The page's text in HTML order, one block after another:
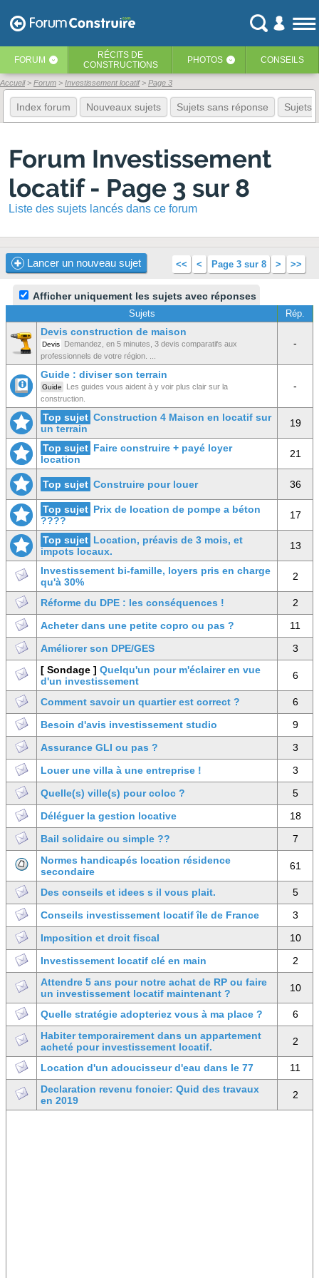
FORUM ‹ RÉCITS DE
CONSTRUCTIONS
PHOTOS ‹ CONSEILS
Accueil Forum Investissement locatif Page 3
Index forum Nouveaux sujets Sujets sans réponse Sujets
Forum Investissement
locatif - Page 3 sur 8
Liste des sujets lancés dans ce forum
<< < Page 3 sur 8 > >>
Lancer un nouveau sujet
Afficher uniquement les sujets avec réponses
Sujets Rép.
Devis construction de maison
Devis
Demandez, en 5 minutes, 3 devis comparatifs aux
professionnels de votre région. ...
-
Guide : diviser son terrain
Guide
Les guides vous aident à y voir plus clair sur la
construction.
-
Top sujet Construction 4 Maison en locatif sur
un terrain
19
Top sujet Faire construire + payé loyer
location
21
Top sujet Construire pour louer 36
Top sujet Prix de location de pompe a béton
????
17
Top sujet Location, préavis de 3 mois, et
impots locaux.
13
Investissement bi-famille, loyers pris en charge
qu'à 30%
2
Réforme du DPE : les conséquences !
2
Acheter dans une petite copro ou pas ?
11
Améliorer son DPE/GES
3
[ Sondage ] Quelqu'un pour m'éclairer en vue
d'un investissement
6
Comment savoir un quartier est correct ?
6
Besoin d'avis investissement studio
9
Assurance GLI ou pas ?
3
Louer une villa à une entreprise !
3
Quelle(s) ville(s) pour coloc ?
5
Déléguer la gestion locative
18
Bail solidaire ou simple ??
7
Normes handicapés location résidence
secondaire
61
Des conseils et idees s il vous plait.
5
Conseils investissement locatif île de France
3
Imposition et droit fiscal
10
Investissement locatif clé en main
2
Attendre 5 ans pour notre achat de RP ou faire
un investissement locatif maintenant ?
10
Quelle stratégie adopteriez vous à ma place ?
6
Habiter temporairement dans un appartement
acheté pour investissement locatif.
2
Location d'un adoucisseur d'eau dans le 77
11
Declaration revenu foncier: Quid des travaux
en 2019
2